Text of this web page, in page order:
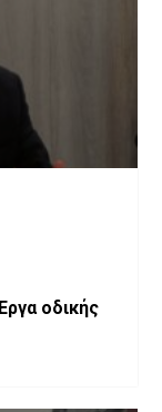
οδικής